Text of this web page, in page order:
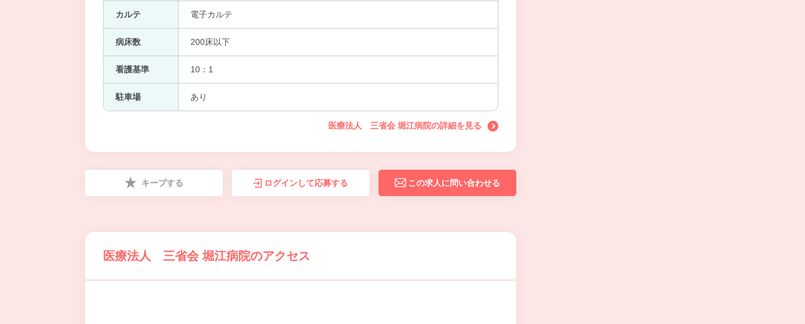
カルテ 電子カルテ
病床数 200床以下
看護基準 10：1
駐車場 あり
医療法人 三省会 堀江病院の詳細を見る
キープする ログインして応募する この求人に問い合わせる
医療法人 三省会 堀江病院のアクセス